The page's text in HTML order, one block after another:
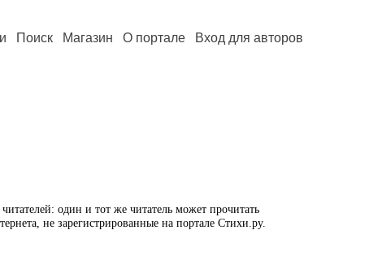
Поиск Магазин О портале Вход для авторов
один и тот же читатель может прочитать
не зарегистрированные на портале Стихи.ру.